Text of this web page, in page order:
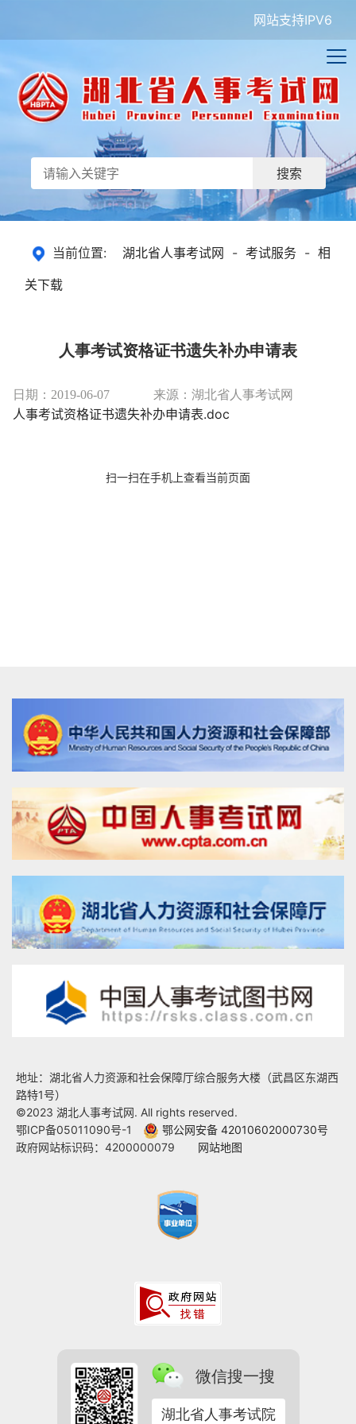
网站支持IPV6
搜索
当前位置: 湖北省人事考试网 - 考试服务 - 相
关下载
人事考试资格证书遗失补办申请表
日期：2019-06-07 来源：湖北省人事考试网
人事考试资格证书遗失补办申请表.doc
扫一扫在手机上查看当前页面
地址：湖北省人力资源和社会保障厅综合服务大楼（武昌区东湖西
路特1号）
©2023 湖北人事考试网. All rights reserved.
鄂ICP备05011090号-1
鄂公网安备 42010602000730号
政府网站标识码：4200000079 网站地图
微信搜一搜
湖北省人事考试院